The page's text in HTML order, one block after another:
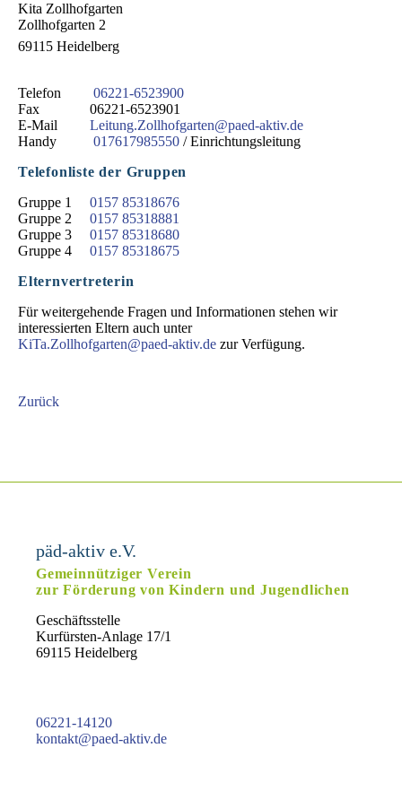
Kita Zollhofgarten
Zollhofgarten 2
69115 Heidelberg
Telefon
06221-6523900
Fax
06221-6523901
E-Mail
Leitung.Zollhofgarten@paed-aktiv.de
Handy
017617985550 / Einrichtungsleitung
Telefonliste der Gruppen
Gruppe 1
0157 85318676
Gruppe 2
0157 85318881
Gruppe 3
0157 85318680
Gruppe 4
0157 85318675
Elternvertreterin
Für weitergehende Fragen und Informationen stehen wir
interessierten Eltern auch unter
KiTa.Zollhofgarten@paed-aktiv.de zur Verfügung.
Zurück
päd-aktiv e.V.
Gemeinnütziger Verein
zur Förderung von Kindern und Jugendlichen
Geschäftsstelle
Kurfürsten-Anlage 17/1
69115 Heidelberg
06221-14120
kontakt@paed-aktiv.de